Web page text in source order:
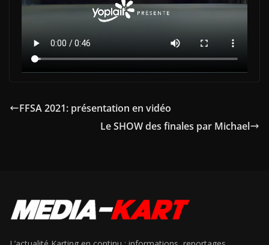
FFSA 2021: présentation en vidéo
Le SHOW des finales par Michael